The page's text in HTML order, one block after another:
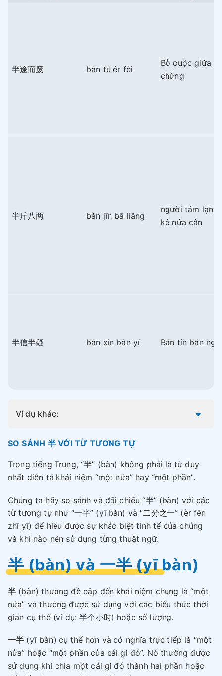
半途而废 bàn tú ér fèi
Bỏ cuộc giữa
chừng
半斤八两 bàn jīn bā liǎng
người tám lạng
kẻ nửa cân
半信半疑 bàn xìn bàn yí Bán tín bán nghi
Ví dụ khác:
SO SÁNH 半 VỚI TỪ TƯƠNG TỰ
Trong tiếng Trung, “半” (bàn) không phải là từ duy
nhất diễn tả khái niệm “một nửa” hay “một phần”.
Chúng ta hãy so sánh và đối chiếu “半” (bàn) với các
từ tương tự như “一半” (yī bàn) và “二分之一” (èr fēn
zhī yī) để hiểu được sự khác biệt tinh tế của chúng
và khi nào nên sử dụng từng thuật ngữ.
半 (bàn) và 一半 (yī bàn)
半 (bàn) thường đề cập đến khái niệm chung là “một
nửa” và thường được sử dụng với các biểu thức thời
gian cụ thể (ví dụ: 半个小时) hoặc số lượng.
一半 (yī bàn) cụ thể hơn và có nghĩa trực tiếp là “một
nửa” hoặc “một phần của cái gì đó”. Nó thường được
sử dụng khi chia một cái gì đó thành hai phần hoặc